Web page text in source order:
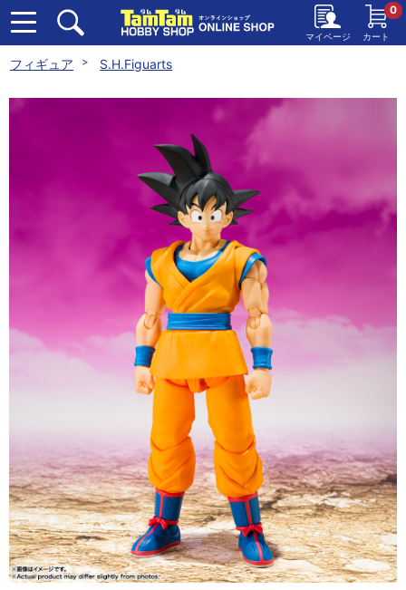
マイページ カート
0
フィギュア S.H.Figuarts